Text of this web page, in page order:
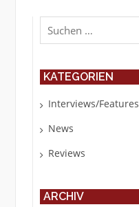
Suchen
nach:
KATEGORIEN
Interviews/Features
News
Reviews
ARCHIV